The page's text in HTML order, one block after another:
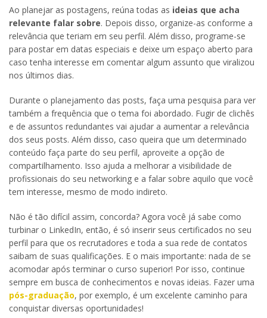
Ao planejar as postagens, reúna todas as ideias que acha
relevante falar sobre. Depois disso, organize-as conforme a
relevância que teriam em seu perfil. Além disso, programe-se
para postar em datas especiais e deixe um espaço aberto para
caso tenha interesse em comentar algum assunto que viralizou
nos últimos dias.
Durante o planejamento das posts, faça uma pesquisa para ver
também a frequência que o tema foi abordado. Fugir de clichês
e de assuntos redundantes vai ajudar a aumentar a relevância
dos seus posts. Além disso, caso queira que um determinado
conteúdo faça parte do seu perfil, aproveite a opção de
compartilhamento. Isso ajuda a melhorar a visibilidade de
profissionais do seu networking e a falar sobre aquilo que você
tem interesse, mesmo de modo indireto.
Não é tão difícil assim, concorda? Agora você já sabe como
turbinar o LinkedIn, então, é só inserir seus certificados no seu
perfil para que os recrutadores e toda a sua rede de contatos
saibam de suas qualificações. E o mais importante: nada de se
acomodar após terminar o curso superior! Por isso, continue
sempre em busca de conhecimentos e novas ideias. Fazer uma
pós-graduação, por exemplo, é um excelente caminho para
conquistar diversas oportunidades!